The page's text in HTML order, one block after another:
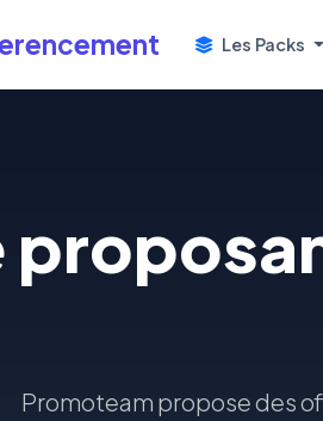
Les Packs
Promoteam propose des